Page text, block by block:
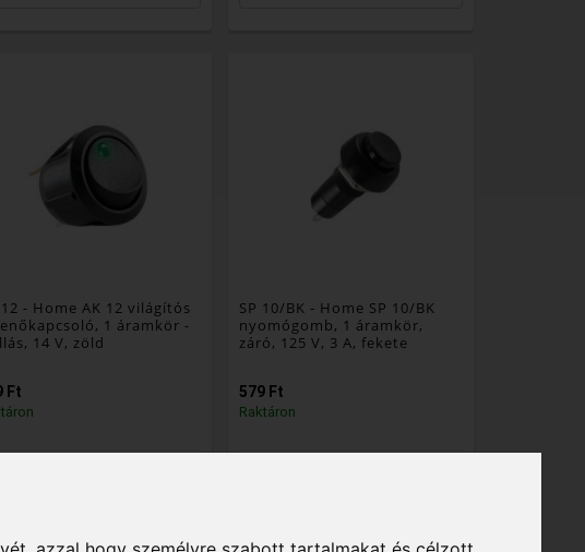
- Home AK 12 világítós
1 áramkör -
14 V, zöld
Ft
SP 10/BK - Home SP 10/BK
nyomógomb, 1 áramkör,
záró, 125 V, 3 A, fekete
579 Ft
Raktáron